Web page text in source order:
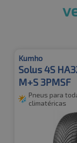
Kumho
Solus 4S
M+S 3PMSF
Pneus para
climatéricas